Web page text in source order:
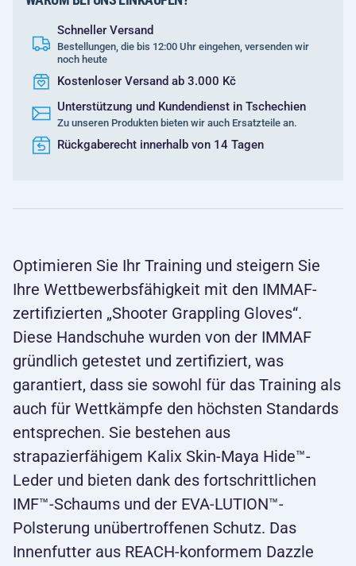
Schneller Versand
Bestellungen, die bis 12:00 Uhr eingehen, versenden wir
noch heute
Kostenloser Versand ab 3.000 Kč
Unterstützung und Kundendienst in Tschechien
Zu unseren Produkten bieten wir auch Ersatzteile an.
Rückgaberecht innerhalb von 14 Tagen
Optimieren Sie Ihr Training und steigern Sie
Ihre Wettbewerbsfähigkeit mit den IMMAF-
zertifizierten „Shooter Grappling Gloves“.
Diese Handschuhe wurden von der IMMAF
gründlich getestet und zertifiziert, was
garantiert, dass sie sowohl für das Training als
auch für Wettkämpfe den höchsten Standards
entsprechen. Sie bestehen aus
strapazierfähigem Kalix Skin-Maya Hide™-
Leder und bieten dank des fortschrittlichen
IMF™-Schaums und der EVA-LUTION™-
Polsterung unübertroffenen Schutz. Das
Innenfutter aus REACH-konformem Dazzle